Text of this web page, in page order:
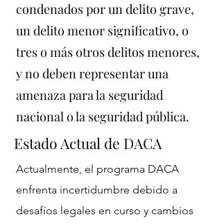
condenados por un delito grave,
un delito menor significativo, o
tres o más otros delitos menores,
y no deben representar una
amenaza para la seguridad
nacional o la seguridad pública.
Estado Actual de DACA
Actualmente, el programa DACA
enfrenta incertidumbre debido a
desafíos legales en curso y cambios